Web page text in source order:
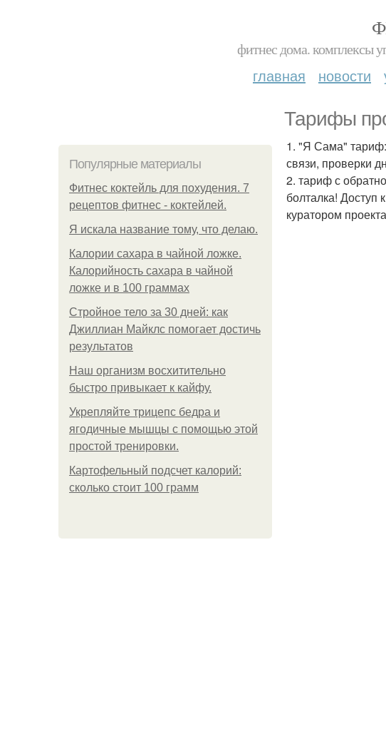
фитнес дома. комплексы
главная новости
Тарифы
Популярные материалы
Фитнес коктейль для похудения. 7
рецептов фитнес - коктейлей.
Я искала название тому, что делаю.
Калории сахара в чайной ложке.
Калорийность сахара в чайной
ложке и в 100 граммах
Стройное тело за 30 дней: как
Джиллиан Майклс помогает достичь
результатов
Наш организм восхитительно
быстро привыкает к кайфу.
Укрепляйте трицепс бедра и
ягодичные мышцы с помощью этой
простой тренировки.
Картофельный подсчет калорий:
сколько стоит 100 грамм
1. "Я Сама" тариф:
связи, проверки
2. тариф с
болталка! Доступ
куратором